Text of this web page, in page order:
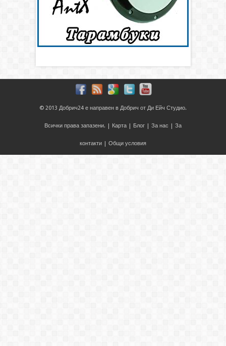
© 2013 Добрич24 е направен в Добрич от Ди Ейч Студио.
Всички права запазени. | Карта Блог За нас За
контакти Общи условия